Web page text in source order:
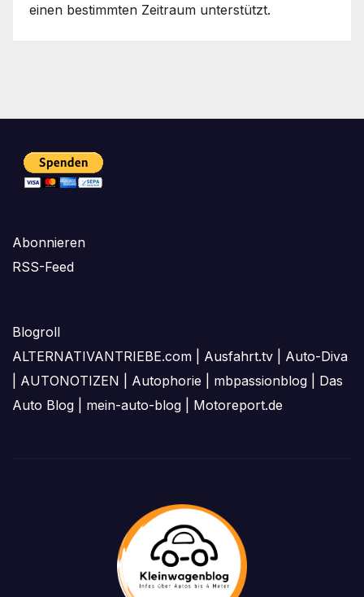
einen bestimmten Zeitraum unterstützt.
Abonnieren
RSS-Feed
Blogroll
ALTERNATIVANTRIEBE.com
Ausfahrt.tv
Auto-Diva
AUTONOTIZEN Autophorie mbpassionblog
Das
Auto Blog
mein-auto-blog Motoreport.de